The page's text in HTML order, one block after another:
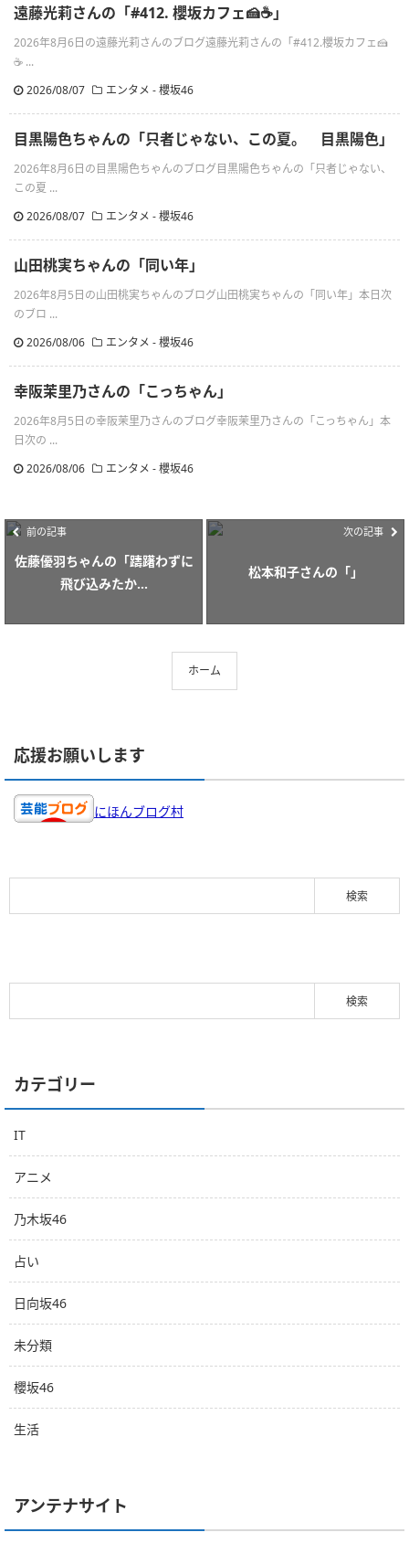
遠藤光莉さんの「#412. 櫻坂カフェ🍰☕️」
2026年8月6日の遠藤光莉さんのブログ遠藤光莉さんの「#412.櫻坂カフェ🍰
☕ ...
2026/08/07
エンタメ - 櫻坂46
目黒陽色ちゃんの「只者じゃない、この夏。 目黒陽色」
2026年8月6日の目黒陽色ちゃんのブログ目黒陽色ちゃんの「只者じゃない、
この夏 ...
2026/08/07
エンタメ - 櫻坂46
山田桃実ちゃんの「同い年」
2026年8月5日の山田桃実ちゃんのブログ山田桃実ちゃんの「同い年」本日次
のブロ ...
2026/08/06
エンタメ - 櫻坂46
幸阪茉里乃さんの「こっちゃん」
2026年8月5日の幸阪茉里乃さんのブログ幸阪茉里乃さんの「こっちゃん」本
日次の ...
2026/08/06
エンタメ - 櫻坂46
前の記事
佐藤優羽ちゃんの「躊躇わずに
飛び込みたか...
次の記事
松本和子さんの「」
ホーム
応援お願いします
にほんブログ村
カテゴリー
IT
アニメ
乃木坂46
占い
日向坂46
未分類
櫻坂46
生活
アンテナサイト